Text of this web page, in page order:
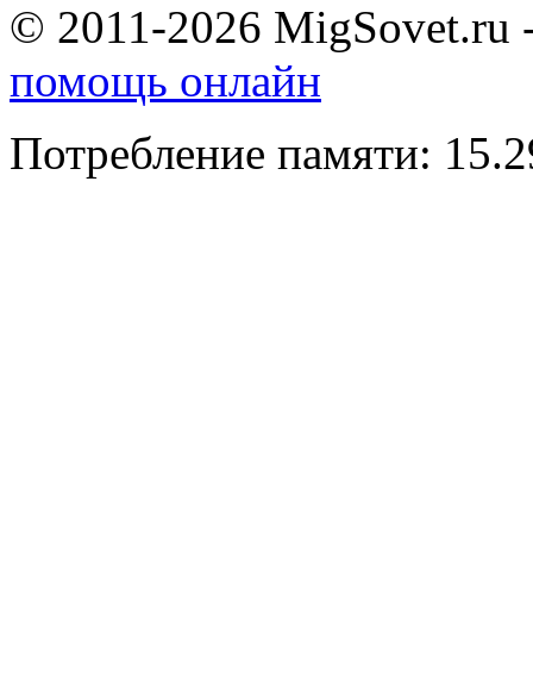
© 2011-2026 MigSovet.ru
помощь онлайн
Потребление памяти: